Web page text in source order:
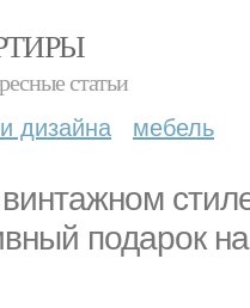
статьи
дизайна мебель
подарок